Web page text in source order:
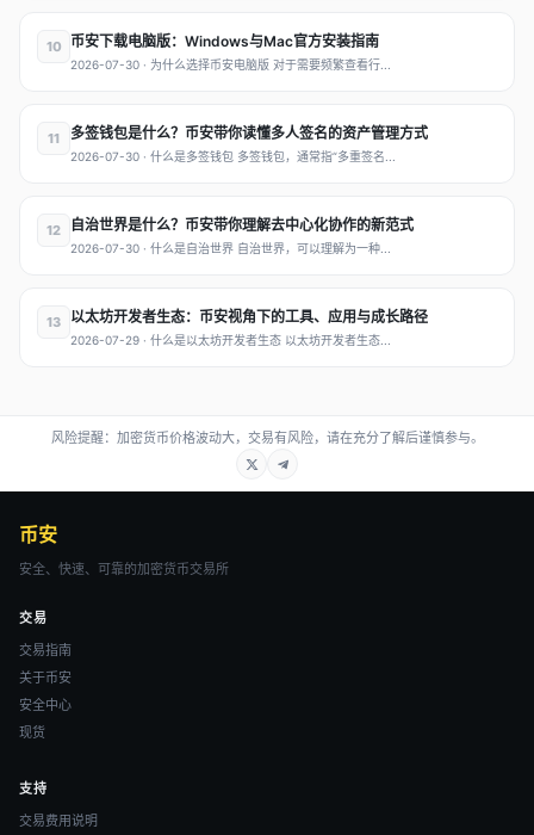
10 币安下载电脑版：Windows与Mac官方安装指南
2026-07-30 · 为什么选择币安电脑版 对于需要频繁查看行...
11 多签钱包是什么？币安带你读懂多人签名的资产管理方式
2026-07-30 · 什么是多签钱包 多签钱包，通常指“多重签名...
12 自治世界是什么？币安带你理解去中心化协作的新范式
2026-07-30 · 什么是自治世界 自治世界，可以理解为一种...
13 以太坊开发者生态：币安视角下的工具、应用与成长路径
2026-07-29 · 什么是以太坊开发者生态 以太坊开发者生态...
风险提醒：加密货币价格波动大，交易有风险，请在充分了解后谨慎参与。
币安
安全、快速、可靠的加密货币交易所
交易
交易指南
关于币安
安全中心
现货
支持
交易费用说明